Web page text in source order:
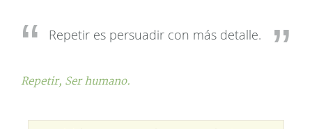
Repetir es persuadir con más detalle.
Repetir, Ser humano.